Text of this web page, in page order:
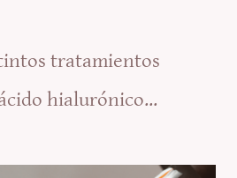
tratamientos
hialurónico...